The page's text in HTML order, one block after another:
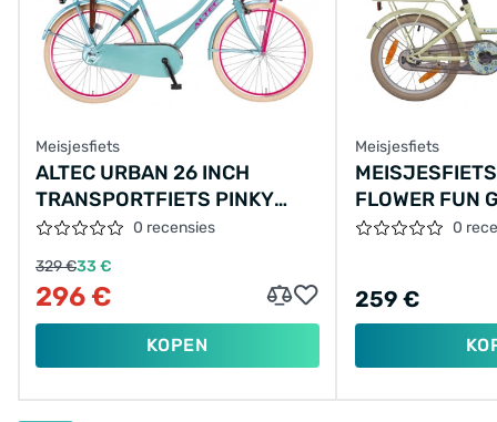
Meisjesfiets
ALTEC URBAN 26 INCH
TRANSPORTFIETS PINKY
MINT/261500 recensies
329 €33 €
296 €
KOPEN
Meisjesfiets
FLOWER FUN
0
259 €